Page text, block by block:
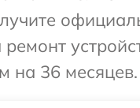
на 36 месяцев.